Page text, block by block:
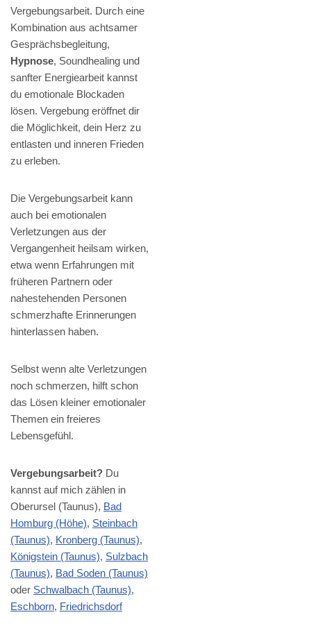
Vergebungsarbeit. Durch eine
Kombination aus achtsamer
Gesprächsbegleitung,
Hypnose, Soundhealing und
sanfter Energiearbeit kannst
du emotionale Blockaden
lösen. Vergebung eröffnet dir
die Möglichkeit, dein Herz zu
entlasten und inneren Frieden
zu erleben.
Die Vergebungsarbeit kann
auch bei emotionalen
Verletzungen aus der
Vergangenheit heilsam wirken,
etwa wenn Erfahrungen mit
früheren Partnern oder
nahestehenden Personen
schmerzhafte Erinnerungen
hinterlassen haben.
Selbst wenn alte Verletzungen
noch schmerzen, hilft schon
das Lösen kleiner emotionaler
Themen ein freieres
Lebensgefühl.
Vergebungsarbeit? Du
kannst auf mich zählen in
Oberursel (Taunus), Bad
Homburg (Höhe), Steinbach
(Taunus), Kronberg (Taunus),
Königstein (Taunus), Sulzbach
(Taunus), Bad Soden (Taunus)
oder Schwalbach (Taunus),
Eschborn, Friedrichsdorf